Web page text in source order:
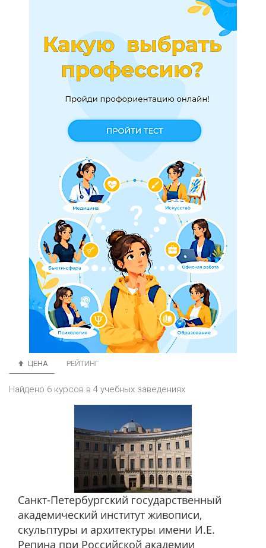
ЦЕНА РЕЙТИНГ
Найдено 6 курсов в 4 учебных заведениях
Санкт-Петербургский государственный
академический институт живописи,
скульптуры и архитектуры имени И.Е.
Репина при Российской академии